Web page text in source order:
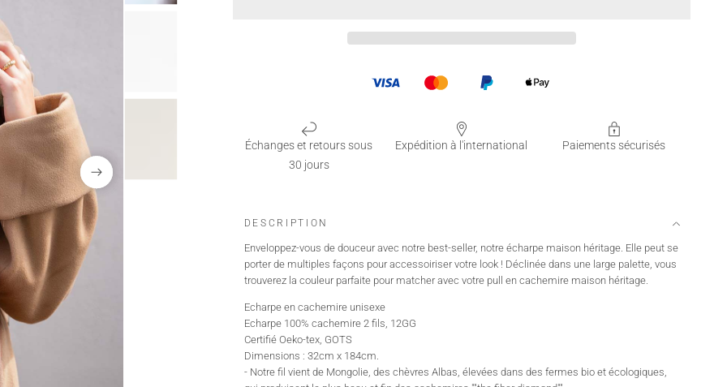
Échanges et retours sous
30 jours
Expédition à l'international Paiements sécurisés
DESCRIPTION
Enveloppez-vous de douceur avec notre best-seller, notre écharpe maison héritage. Elle peut se
porter de multiples façons pour accessoiriser votre look ! Déclinée dans une large palette, vous
trouverez la couleur parfaite pour matcher avec votre pull en cachemire maison héritage.
Echarpe en cachemire unisexe
Echarpe 100% cachemire 2 fils, 12GG
Certifié Oeko-tex, GOTS
Dimensions : 32cm x 184cm.
- Notre fil vient de Mongolie, des chèvres Albas, élevées dans des fermes bio et écologiques,